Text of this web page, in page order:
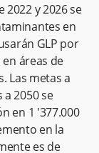
y 2026 se
en
GLP por
áreas de
Las metas a
2050 se
en 1 '377.000
en la
es de